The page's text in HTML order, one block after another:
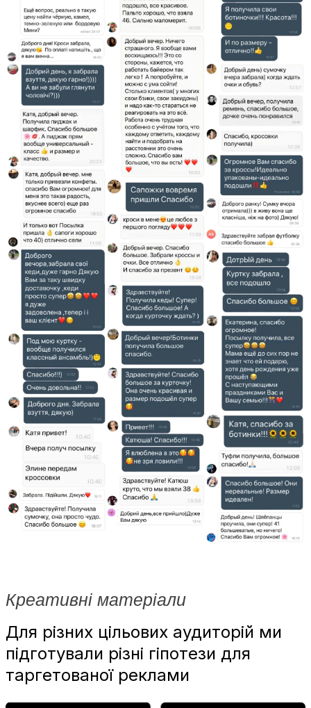
Креативні матеріали
Для різних цільових аудиторій ми
підготували різні гіпотези для
таргетованої реклами